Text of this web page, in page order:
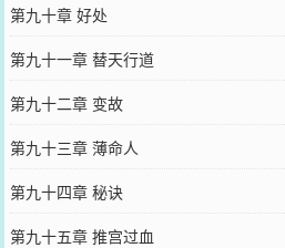
第九十章 好处
第九十一章 替天行道
第九十二章 变故
第九十三章 薄命人
第九十四章 秘诀
第九十五章 推宫过血